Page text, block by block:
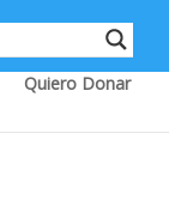
Quiero Donar